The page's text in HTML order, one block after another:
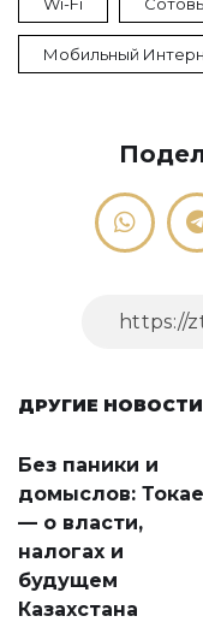
Мобильный
ДРУГИЕ НОВОСТИ
Без паники и
домыслов:
— о власти,
налогах и
будущем
Казахстана